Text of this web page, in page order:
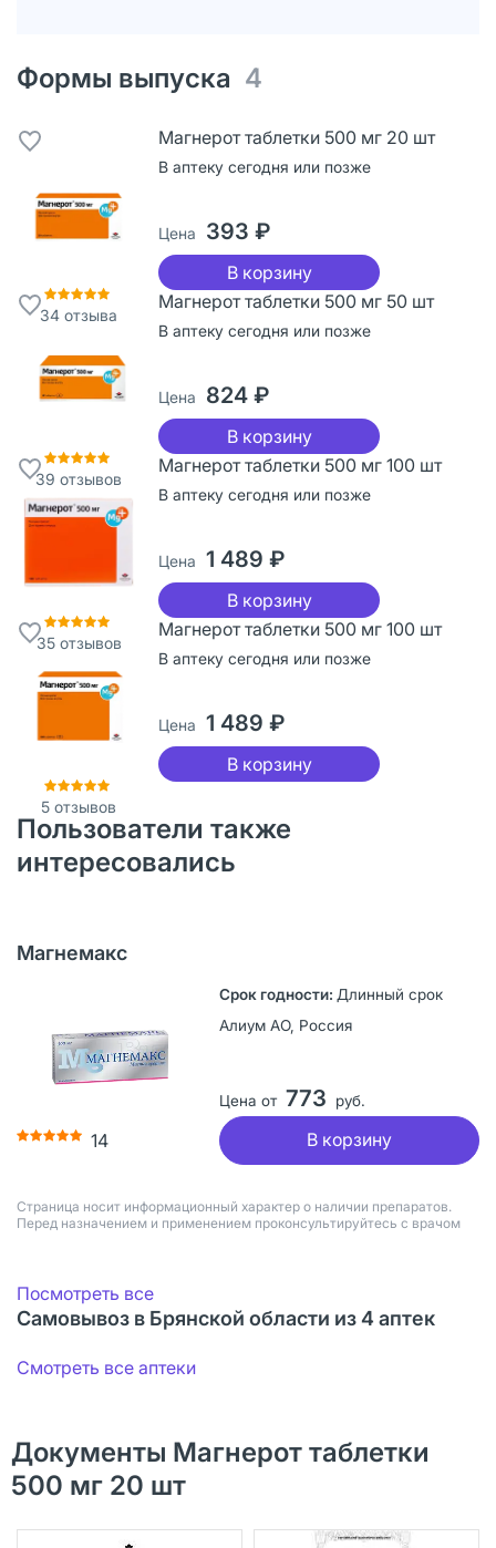
Формы выпуска 4
34 отзыва
Магнерот таблетки 500 мг 20 шт
В аптеку сегодня или позже
Цена 393 ₽
В корзину
39 отзывов
Магнерот таблетки 500 мг 50 шт
В аптеку сегодня или позже
Цена 824 ₽
В корзину
35отзывов
Магнерот таблетки 500 мг 100 шт
В аптеку сегодня или позже
Цена 1 489 ₽
В корзину
5 отзывов
Магнерот таблетки 500 мг 100 шт
В аптеку сегодня или позже
Цена 1 489 ₽
В корзину
Пользователи также
интересовались
Магнемакс
14
Длинный срок
Алиум АО, Россия
Цена от 773 руб.
В корзину
Страница носит информационный характер о наличии препаратов.
Перед назначением и применением проконсультируйтесь с врачом
Посмотреть все
Самовывоз в Брянской области из 4 аптек
Смотреть все аптеки
Документы Магнерот таблетки
500 мг 20 шт